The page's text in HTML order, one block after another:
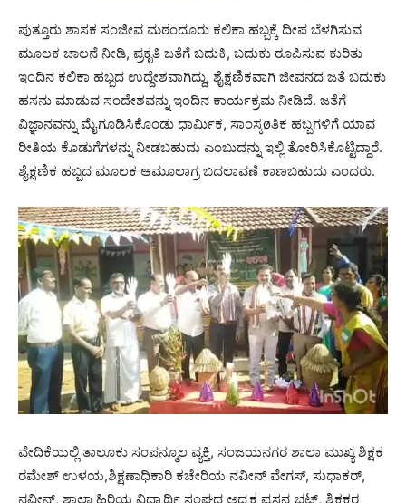
ಪುತ್ತೂರು ಶಾಸಕ ಸಂಜೀವ ಮಠಂದೂರು ಕಲಿಕಾ ಹಬ್ಬಕ್ಕೆ ದೀಪ ಬೆಳಗಿಸುವ
ಮೂಲಕ ಚಾಲನೆ ನೀಡಿ, ಪ್ರಕೃತಿ ಜತೆಗೆ ಬದುಕಿ, ಬದುಕು ರೂಪಿಸುವ ಕುರಿತು
ಇಂದಿನ ಕಲಿಕಾ ಹಬ್ಬದ ಉದ್ದೇಶವಾಗಿದ್ದು, ಶೈಕ್ಷಣಿಕವಾಗಿ ಜೀವನದ ಜತೆ ಬದುಕು
ಹಸನು ಮಾಡುವ ಸಂದೇಶವನ್ನು ಇಂದಿನ ಕಾರ್ಯಕ್ರಮ ನೀಡಿದೆ. ಜತೆಗೆ
ವಿಜ್ಞಾನವನ್ನು ಮೈಗೂಡಿಸಿಕೊಂಡು ಧಾರ್ಮಿಕ, ಸಾಂಸ್ಕøತಿಕ ಹಬ್ಬಗಳಿಗೆ ಯಾವ
ರೀತಿಯ ಕೊಡುಗೆಗಳನ್ನು ನೀಡಬಹುದು ಎಂಬುದನ್ನು ಇಲ್ಲಿ ತೋರಿಸಿಕೊಟ್ಟಿದ್ದಾರೆ.
ಶೈಕ್ಷಣಿಕ ಹಬ್ಬದ ಮೂಲಕ ಆಮೂಲಾಗ್ರ ಬದಲಾವಣೆ ಕಾಣಬಹುದು ಎಂದರು.
ವೇದಿಕೆಯಲ್ಲಿ ತಾಲೂಕು ಸಂಪನ್ಮೂಲ ವ್ಯಕ್ತಿ, ಸಂಜಯನಗರ ಶಾಲಾ ಮುಖ್ಯ ಶಿಕ್ಷಕ
ರಮೇಶ್ ಉಳಯ,ಶಿಕ್ಷಣಾಧಿಕಾರಿ ಕಚೇರಿಯ ನವೀನ್ ವೇಗಸ್, ಸುಧಾಕರ್,
ನವೀನ್, ಶಾಲಾ ಹಿರಿಯ ವಿದ್ಯಾರ್ಥಿ ಸಂಘದ ಅಧ್ಯಕ್ಷ ಪ್ರಸನ್ನ ಭಟ್, ಶಿಕ್ಷಕರ